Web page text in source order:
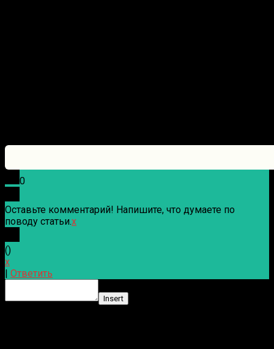
0
Оставьте комментарий! Напишите, что думаете по
поводу статьи.x
()
x
Ответить
Insert